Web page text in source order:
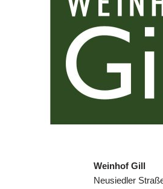
Weinhof Gill
Neusiedler